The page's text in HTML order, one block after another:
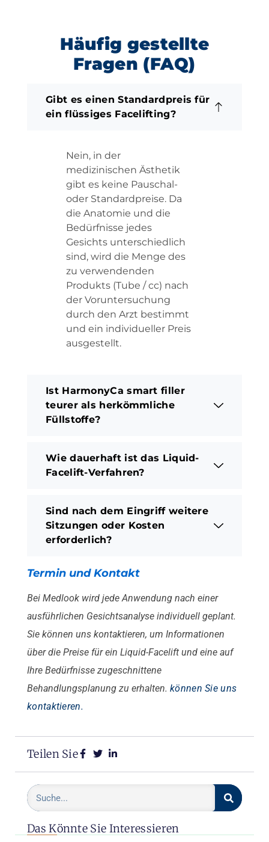
Häufig gestellte
Fragen (FAQ)
Gibt es einen Standardpreis für
ein flüssiges Facelifting?
Nein, in der
medizinischen Ästhetik
gibt es keine Pauschal-
oder Standardpreise. Da
die Anatomie und die
Bedürfnisse jedes
Gesichts unterschiedlich
sind, wird die Menge des
zu verwendenden
Produkts (Tube / cc) nach
der Voruntersuchung
durch den Arzt bestimmt
und ein individueller Preis
ausgestellt.
Ist HarmonyCa smart filler
teurer als herkömmliche
Füllstoffe?
Wie dauerhaft ist das Liquid-
Facelift-Verfahren?
Sind nach dem Eingriff weitere
Sitzungen oder Kosten
erforderlich?
Termin und Kontakt
Bei Medlook wird jede Anwendung nach einer
ausführlichen Gesichtsanalyse individuell geplant.
Sie können uns kontaktieren, um Informationen
über die Preise für ein Liquid-Facelift und eine auf
Ihre Bedürfnisse zugeschnittene
Behandlungsplanung zu erhalten. können Sie uns
kontaktieren.
Teilen Sie
Das Könnte Sie Interessieren